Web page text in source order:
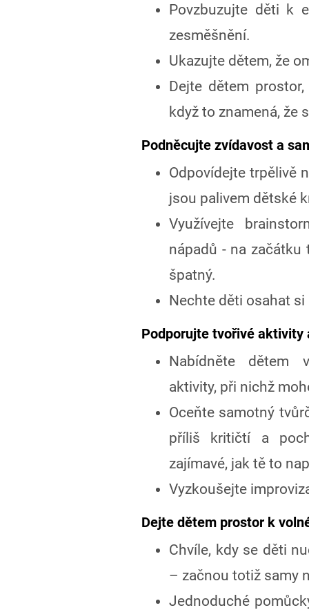
Povzbuzujte děti k
zesměšnění.
Ukazujte dětem, že
Dejte dětem
když to znamená, že
Podněcujte zvídavost a
Odpovídejte trpělivě
jsou palivem dětské
Využívejte
nápadů - na začátku
špatný.
Nechte děti osahat
Podporujte tvořivé aktivity
Nabídněte dětem
aktivity, při nichž
Oceňte samotný
příliš kritičtí a
zajímavé, jak tě to
Vyzkoušejte
Dejte dětem prostor k
Chvíle, kdy se děti
– začnou totiž samy
Jednoduché